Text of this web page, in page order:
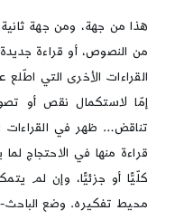
هذا من جهة، ومن جهة
من النصوص، أو قراءة
القراءات الأخرى التي
إمّا لاستكمال نقص أو
تناقض… ظهر في القراءات
قراءة منها في الاحتجاج
كلّيًّا أو جزئيًّا، وإن لم
محيط تفكيره. وضع